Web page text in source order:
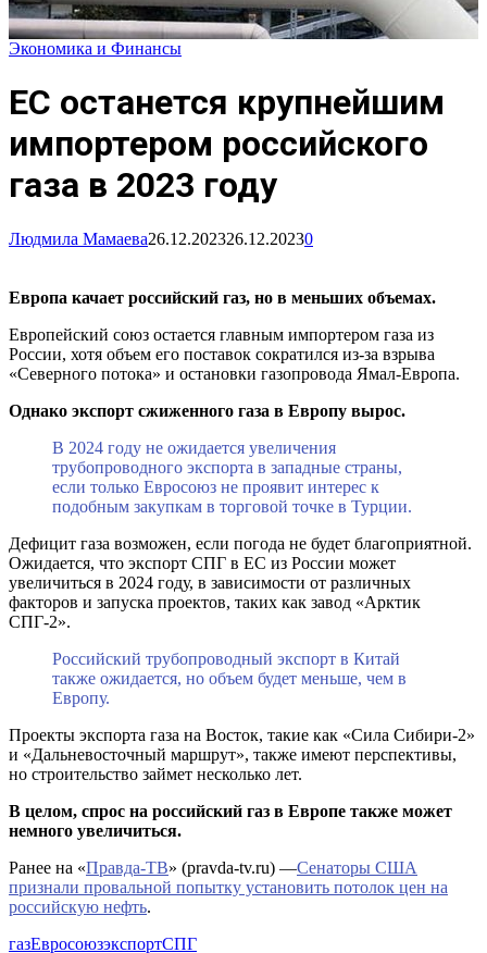
Экономика и Финансы
ЕС останется крупнейшим
импортером российского
газа в 2023 году
Людмила Мамаева26.12.202326.12.20230
Европа качает российский газ, но в меньших объемах.
Европейский союз остается главным импортером газа из
России, хотя объем его поставок сократился из-за взрыва
«Северного потока» и остановки газопровода Ямал-Европа.
Однако экспорт сжиженного газа в Европу вырос.
В 2024 году не ожидается увеличения
трубопроводного экспорта в западные страны,
если только Евросоюз не проявит интерес к
подобным закупкам в торговой точке в Турции.
Дефицит газа возможен, если погода не будет благоприятной.
Ожидается, что экспорт СПГ в ЕС из России может
увеличиться в 2024 году, в зависимости от различных
факторов и запуска проектов, таких как завод «Арктик
СПГ-2».
Российский трубопроводный экспорт в Китай
также ожидается, но объем будет меньше, чем в
Европу.
Проекты экспорта газа на Восток, такие как «Сила Сибири-2»
и «Дальневосточный маршрут», также имеют перспективы,
но строительство займет несколько лет.
В целом, спрос на российский газ в Европе также может
немного увеличиться.
Ранее на «Правда-ТВ» (pravda-tv.ru) —Сенаторы США
признали провальной попытку установить потолок цен на
российскую нефть.
газЕвросоюзэкспортСПГ